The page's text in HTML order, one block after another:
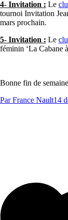
4- Invitation : Le
tournoi Invitation
mars prochain.
5- Invitation : Le
féminin ‘La Cabane
Bonne fin de
ParFrance Nault14